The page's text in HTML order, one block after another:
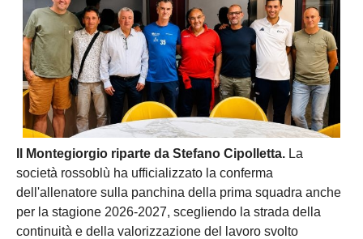
Il Montegiorgio riparte da Stefano Cipolletta. La
società rossoblù ha ufficializzato la conferma
dell'allenatore sulla panchina della prima squadra anche
per la stagione 2026-2027, scegliendo la strada della
continuità e della valorizzazione del lavoro svolto